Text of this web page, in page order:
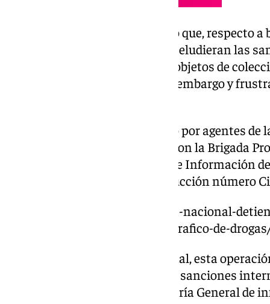
La actuación policial ha evitado que, respecto
un elevado valor de mercado, se eludieran las
incautación de antigüedades y objetos de
un tercer país, eludiendo así su embargo y
La operación se ha desarrollado por agentes de
Información, en coordinación con la Brigada
Málaga y las Brigadas Locales de Información
dirigido por el Juzgado de Instrucción número
https://www.101tv.es/la-policia-nacional-
a-26-personas-en-febrero-por-trafico-de-
Según destaca la Policía Nacional, esta
la lucha contra la elusión de las sanciones
invasión de Ucrania. La Comisaría General de